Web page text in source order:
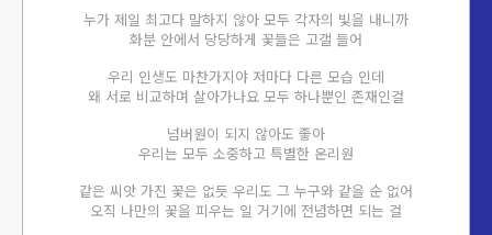
누가 제일 최고다 말하지 않아 모두 각자의 빛을 내니까
화분 안에서 당당하게 꽃들은 고갤 들어
우리 인생도 마찬가지야 저마다 다른 모습 인데
왜 서로 비교하며 살아가나요 모두 하나뿐인 존재인걸
넘버원이 되지 않아도 좋아
우리는 모두 소중하고 특별한 온리원
같은 씨앗 가진 꽃은 없듯 우리도 그 누구와 같을 순 없어
오직 나만의 꽃을 피우는 일 거기에 전념하면 되는 걸